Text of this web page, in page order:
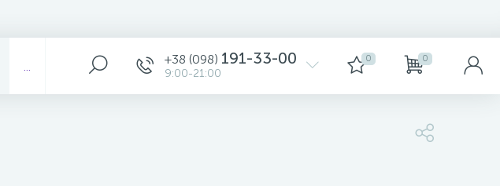
+38 (098) 191-33-00
9:00-21:00
0 0